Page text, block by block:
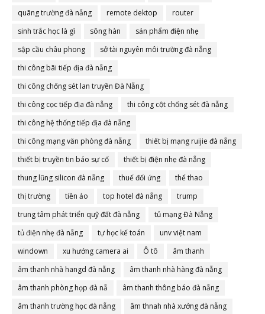
quãng trường đà nẵng
remote dektop
router
sinh trắc học là gì
sông hàn
sản phẩm điện nhẹ
sập cầu châu phong
sở tài nguyên môi trường đà nẵng
thi công bãi tiếp địa đà nẵng
thi công chống sét lan truyền Đà Nẵng
thi công cọc tiếp địa đà nẵng
thi công cột chống sét đà nẵng
thi công hệ thống tiếp địa đà nẵng
thi công mạng văn phòng đà nẵng
thiết bị mạng ruijie đà nẵng
thiết bị truyền tin báo sự cố
thiết bị điện nhẹ đà nẵng
thung lũng silicon đà nẵng
thuế đối ứng
thể thao
thị trường
tiền ảo top hotel đà nẵng
trump
trung tâm phát triển quỹ đất đà nẵng
tủ mạng Đà Nẵng
tủ điện nhẹ đà nẵng
tự học kế toán
unv việt nam
windown
xu hướng camera ai Ô tô
âm thanh
âm thanh nhà hangd đà nẵng
âm thanh nhà hàng đà nẵng
âm thanh phòng họp đà nẵ
âm thanh thông báo đà nẵng
âm thanh trường học đà nẵng
âm thnah nhà xưởng đà nẵng